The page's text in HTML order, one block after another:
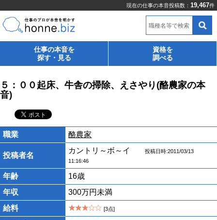
現在の仕事の本音投稿数： 19,467件
職種名等で検索
仕事の本音を
探す・見る
資格を
調べる
５：００起床、牛舎の掃除、えさやり(酪農家の本
音)
職業 酪農家
投稿者名
カントリ～ボ～イ
投稿日時:2011/03/13
11:16:46
年齢
16歳
年収
300万円未満
給料
[3点]